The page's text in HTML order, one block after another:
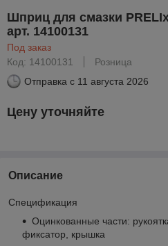
Шприц для смазки
арт. 14100131
Под заказ
Код: 14100131
Розница
Отправка с 11 августа 2026
Цену уточняйте
Описание
Спецификация
Оцинкованные части:
фиксатор, крышка